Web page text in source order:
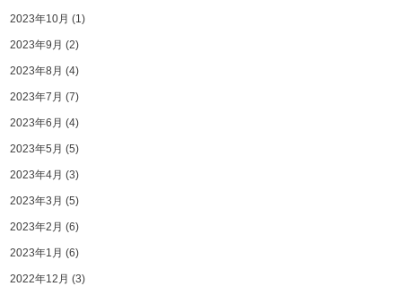
2023年10月 (1)
2023年9月 (2)
2023年8月 (4)
2023年7月 (7)
2023年6月 (4)
2023年5月 (5)
2023年4月 (3)
2023年3月 (5)
2023年2月 (6)
2023年1月 (6)
2022年12月 (3)